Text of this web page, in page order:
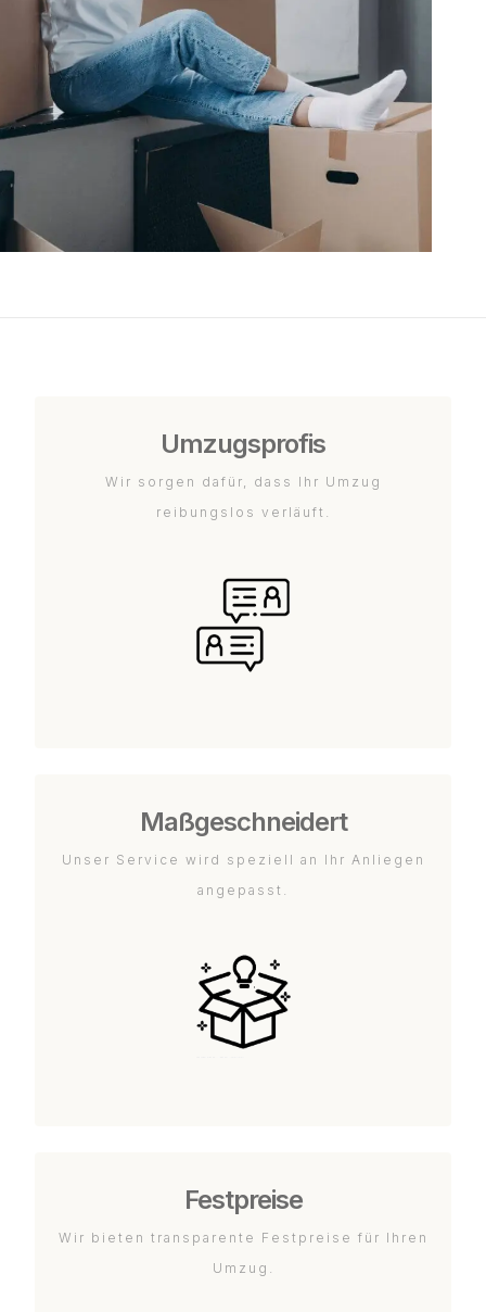
Umzugsprofis
Wir sorgen dafür, dass Ihr Umzug
reibungslos verläuft.
Maßgeschneidert
Unser Service wird speziell an Ihr Anliegen
angepasst.
Festpreise
Wir bieten transparente Festpreise für Ihren
Umzug.